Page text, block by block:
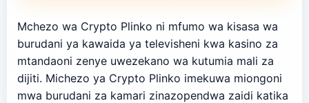
Mchezo wa Crypto Plinko ni mfumo wa kisasa wa
burudani ya kawaida ya televisheni kwa kasino za
mtandaoni zenye uwezekano wa kutumia mali za
dijiti. Michezo ya Crypto Plinko imekuwa miongoni
mwa burudani za kamari zinazopendwa zaidi katika